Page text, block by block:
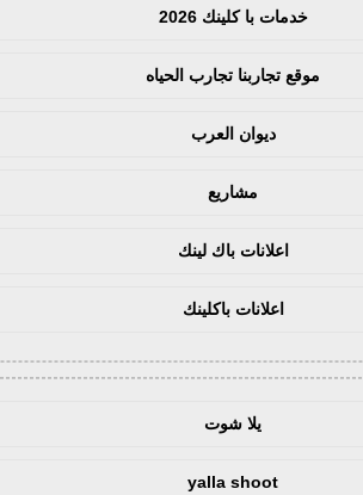
خدمات با كلينك 2026
موقع تجاربنا تجارب الحياه
ديوان العرب
مشاريع
اعلانات باك لينك
اعلانات باكلينك
يلا شوت
yalla shoot